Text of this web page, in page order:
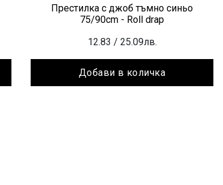
Престилка с джоб тъмно синьо
75/90cm - Roll drap
12.83 / 25.09лв.
Добави в количка